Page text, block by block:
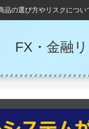
品の選び方やリスクにつ
FX・金融